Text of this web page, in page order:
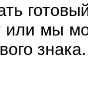
или мы
знака.